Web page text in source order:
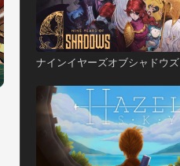
ナインイヤーズオブシャドウズ